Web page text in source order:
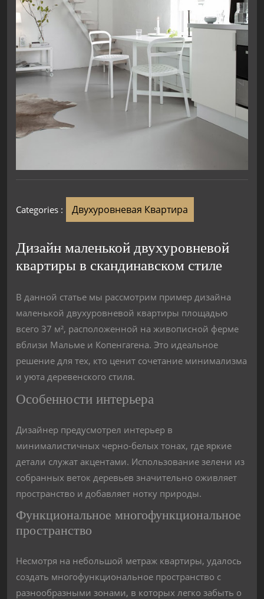
Categories : Двухуровневая Квартира
Дизайн маленькой двухуровневой
квартиры в скандинавском стиле
В данной статье мы рассмотрим пример дизайна
маленькой двухуровневой квартиры площадью
всего 37 м², расположенной на живописной ферме
вблизи Мальме и Копенгагена. Это идеальное
решение для тех, кто ценит сочетание минимализма
и уюта деревенского стиля.
Особенности интерьера
Дизайнер предусмотрел интерьер в
минималистичных черно-белых тонах, где яркие
детали служат акцентами. Использование зелени из
собранных веток деревьев значительно оживляет
пространство и добавляет нотку природы.
Функциональное многофункциональное
пространство
Несмотря на небольшой метраж квартиры, удалось
создать многофункциональное пространство с
разнообразными зонами, в которых легко забыть о